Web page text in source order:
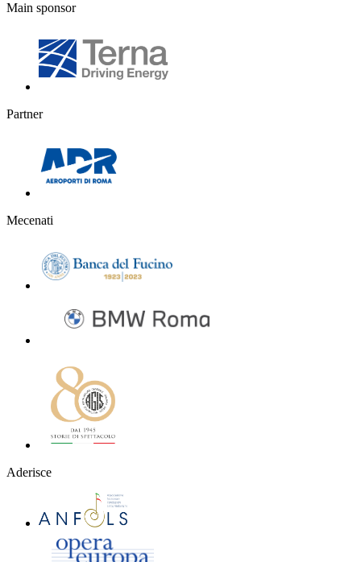
Main sponsor
Partner
Mecenati
Aderisce